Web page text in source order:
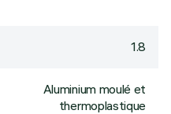
1.8
Aluminium moulé et
thermoplastique